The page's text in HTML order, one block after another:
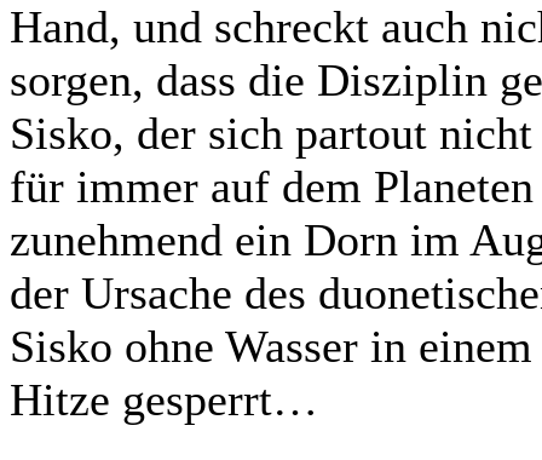
Hand, und schreckt auch
sorgen, dass die Disziplin
Sisko, der sich partout
für immer auf dem
zunehmend ein Dorn im
der Ursache des
Sisko ohne Wasser in
Hitze gesperrt…